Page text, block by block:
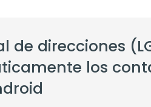
de direcciones
los